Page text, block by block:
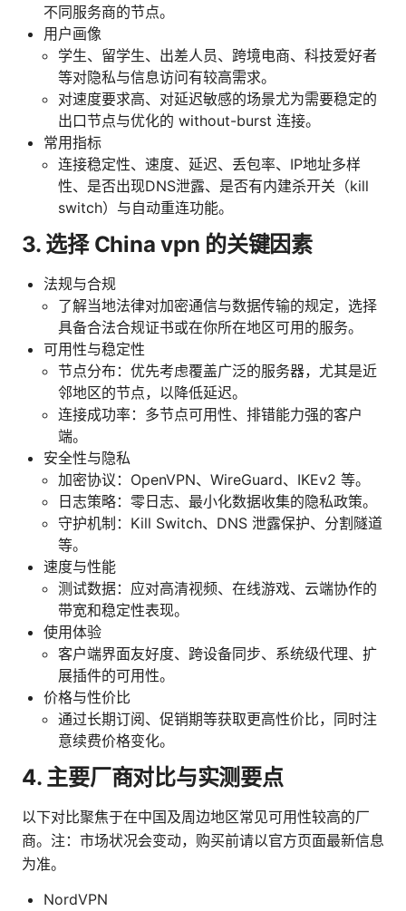
不同服务商的节点。
用户画像
学生、留学生、出差人员、跨境电商、科技爱好者
等对隐私与信息访问有较高需求。
对速度要求高、对延迟敏感的场景尤为需要稳定的
出口节点与优化的 without-burst 连接。
常用指标
连接稳定性、速度、延迟、丢包率、IP地址多样
性、是否出现DNS泄露、是否有内建杀开关（kill
switch）与自动重连功能。
3. 选择 China vpn 的关键因素
法规与合规
了解当地法律对加密通信与数据传输的规定，选择
具备合法合规证书或在你所在地区可用的服务。
可用性与稳定性
节点分布：优先考虑覆盖广泛的服务器，尤其是近
邻地区的节点，以降低延迟。
连接成功率：多节点可用性、排错能力强的客户
端。
安全性与隐私
加密协议：OpenVPN、WireGuard、IKEv2 等。
日志策略：零日志、最小化数据收集的隐私政策。
守护机制：Kill Switch、DNS 泄露保护、分割隧道
等。
速度与性能
测试数据：应对高清视频、在线游戏、云端协作的
带宽和稳定性表现。
使用体验
客户端界面友好度、跨设备同步、系统级代理、扩
展插件的可用性。
价格与性价比
通过长期订阅、促销期等获取更高性价比，同时注
意续费价格变化。
4. 主要厂商对比与实测要点
以下对比聚焦于在中国及周边地区常见可用性较高的厂
商。注：市场状况会变动，购买前请以官方页面最新信息
为准。
NordVPN